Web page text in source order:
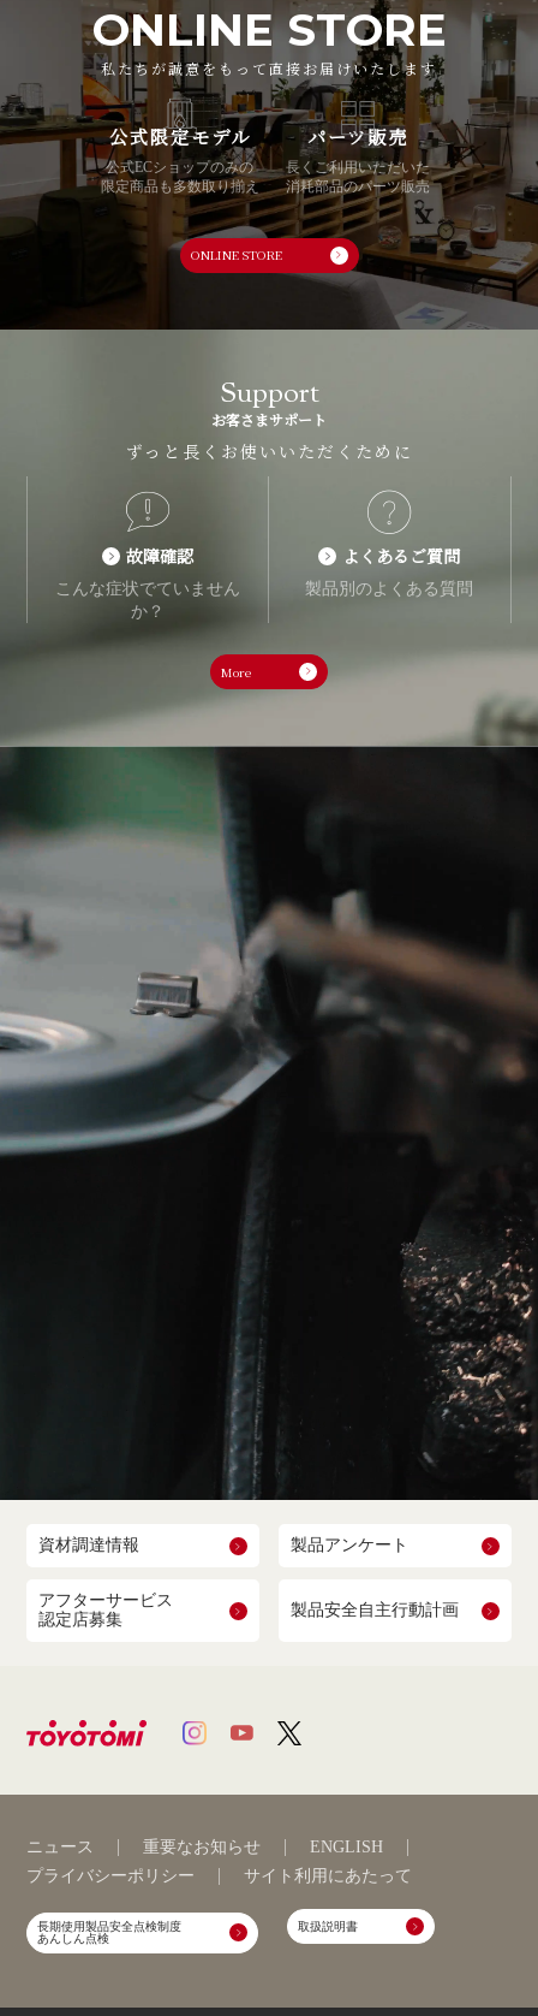
ONLINE STORE
私たちが誠意をもって直接お届けいたします
公式限定モデル
公式ECショップのみの
限定商品も多数取り揃え
パーツ販売
長くご利用いただいた
消耗部品のパーツ販売
ONLINE STORE
Support
お客さまサポート
ずっと長くお使いいただくために
故障確認
こんな症状でていません
か？
よくあるご質問
製品別のよくある質問
More
資材調達情報 製品アンケート
アフターサービス
認定店募集
製品安全自主行動計画
ニュース 重要なお知らせ
ENGLISH
プライバシーポリシー
サイト利用にあたって
長期使用製品安全点検制度
あんしん点検
取扱説明書